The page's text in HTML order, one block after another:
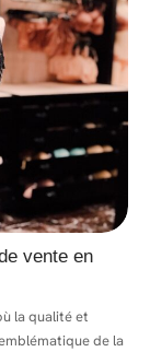
vente en
la qualité et
de la